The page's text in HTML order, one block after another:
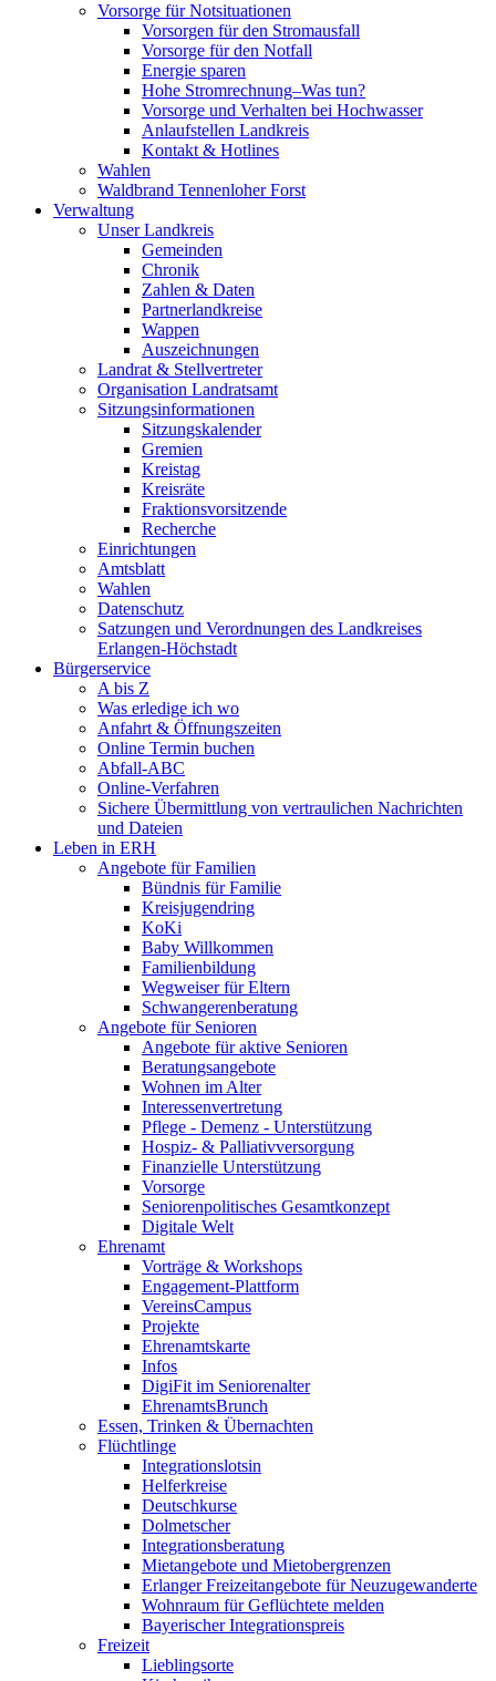
Vorsorge für Notsituationen
Vorsorgen für den Stromausfall
Vorsorge für den Notfall
Energie sparen
Hohe Stromrechnung–Was tun?
Vorsorge und Verhalten bei Hochwasser
Anlaufstellen Landkreis
Kontakt & Hotlines
Wahlen
Waldbrand Tennenloher Forst
Verwaltung
Unser Landkreis
Gemeinden
Chronik
Zahlen & Daten
Partnerlandkreise
Wappen
Auszeichnungen
Landrat & Stellvertreter
Organisation Landratsamt
Sitzungsinformationen
Sitzungskalender
Gremien
Kreistag
Kreisräte
Fraktionsvorsitzende
Recherche
Einrichtungen
Amtsblatt
Wahlen
Datenschutz
Satzungen und Verordnungen des Landkreises
Erlangen-Höchstadt
Bürgerservice
A bis Z
Was erledige ich wo
Anfahrt & Öffnungszeiten
Online Termin buchen
Abfall-ABC
Online-Verfahren
Sichere Übermittlung von vertraulichen Nachrichten
und Dateien
Leben in ERH
Angebote für Familien
Bündnis für Familie
Kreisjugendring
KoKi
Baby Willkommen
Familienbildung
Wegweiser für Eltern
Schwangerenberatung
Angebote für Senioren
Angebote für aktive Senioren
Beratungsangebote
Wohnen im Alter
Interessenvertretung
Pflege - Demenz - Unterstützung
Hospiz- & Palliativversorgung
Finanzielle Unterstützung
Vorsorge
Seniorenpolitisches Gesamtkonzept
Digitale Welt
Ehrenamt
Vorträge & Workshops
Engagement-Plattform
VereinsCampus
Projekte
Ehrenamtskarte
Infos
DigiFit im Seniorenalter
EhrenamtsBrunch
Essen, Trinken & Übernachten
Flüchtlinge
Integrationslotsin
Helferkreise
Deutschkurse
Dolmetscher
Integrationsberatung
Mietangebote und Mietobergrenzen
Erlanger Freizeitangebote für Neuzugewanderte
Wohnraum für Geflüchtete melden
Bayerischer Integrationspreis
Freizeit
Lieblingsorte